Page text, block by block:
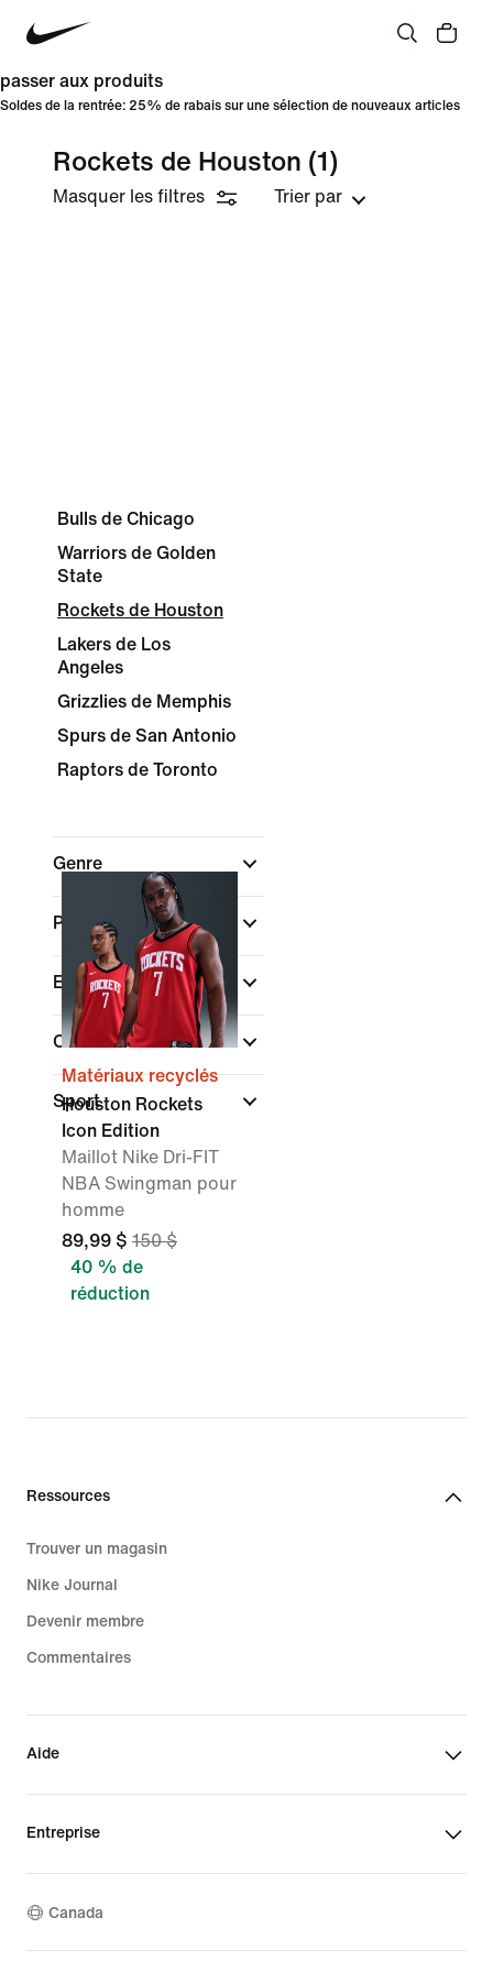
passer aux produits
Soldes de la rentrée: 25% de rabais sur une sélection de nouveaux articles
Rockets de Houston (1)
Masquer les filtres Trier par
Bulls de Chicago
Warriors de Golden
State
Rockets de Houston
Lakers de Los
Angeles
Grizzlies de Memphis
Spurs de San Antonio
Raptors de Toronto
Genre
Promotions et offres
Enfant
Couleur
Sport
Matériaux recyclés
Houston Rockets
Icon Edition
Maillot Nike Dri-FIT
NBA Swingman pour
homme
89,99 $ 150 $
40 % de
réduction
Ressources
Trouver un magasin
Nike Journal
Devenir membre
Commentaires
Aide
Entreprise
Canada